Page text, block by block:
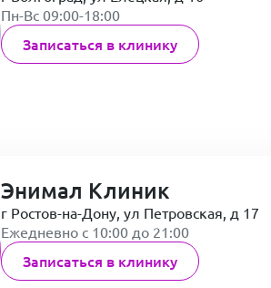
Пн-Вс 09:00-18:00
Записаться в клинику
Энимал Клиник
г Ростов-на-Дону, ул Петровская, д 17
Ежедневно с 10:00 до 21:00
Записаться в клинику